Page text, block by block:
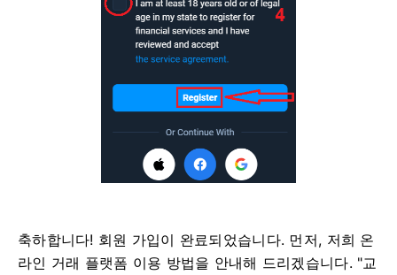
축하합니다! 회원 가입이 완료되었습니다. 먼저, 저희 온
라인 거래 플랫폼 이용 방법을 안내해 드리겠습니다. "교